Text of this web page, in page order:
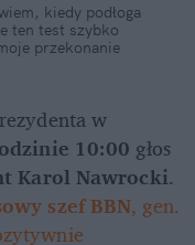
kiedy podłoga
ten test szybko
przekonanie
w
10:00 głos
Karol Nawrocki.
szef BBN